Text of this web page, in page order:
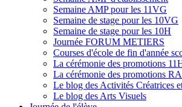
Semaine AMP pour les 11VG
Semaine de stage pour les 10VG
Semaine de stage pour les 10H
Journée FORUM METIERS
Courses d'école de fin d'année
La cérémonie des promotions
La cérémonie des promotions
Le blog des Activités Créatrices
Le blog des Arts Visuels